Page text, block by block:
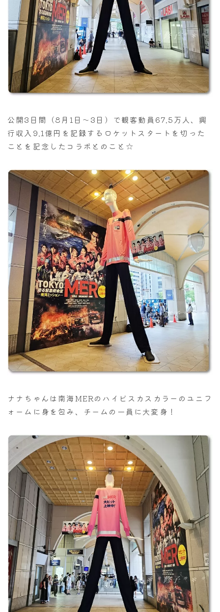
公開3日間（8月1日～3日）で観客動員67.5万人、興
行収入9.1億円を記録するロケットスタートを切った
ことを記念したコラボとのこと☆
ナナちゃんは南海MERのハイビスカスカラーのユニフ
ォームに身を包み、チームの一員に大変身！